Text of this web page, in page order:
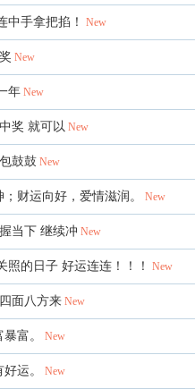
中手拿把掐！ New
New
年 New
奖 就可以 New
鼓鼓 New
财运向好，爱情滋润。 New
当下 继续冲 New
照的日子 好运连连！！！ New
面八方来 New
富。 New
运。 New